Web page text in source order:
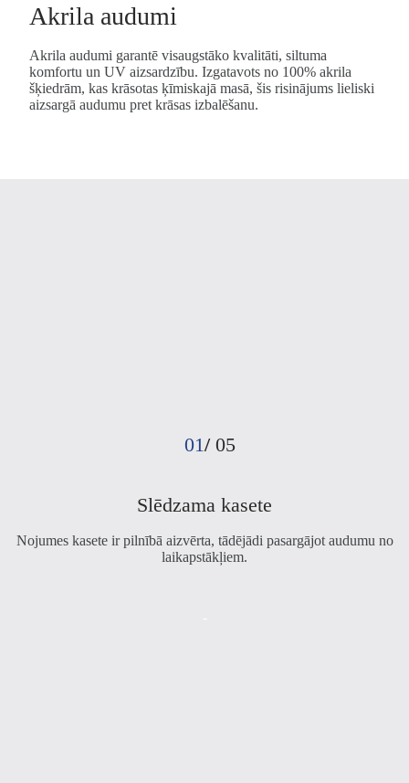
Akrila audumi
Akrila audumi garantē visaugstāko kvalitāti, siltuma
komfortu un UV aizsardzību. Izgatavots no 100% akrila
šķiedrām, kas krāsotas ķīmiskajā masā, šis risinājums lieliski
aizsargā audumu pret krāsas izbalēšanu.
01/05
Slēdzama kasete
Nojumes kasete ir pilnībā aizvērta, tādējādi pasargājot audumu no
laikapstākļiem.